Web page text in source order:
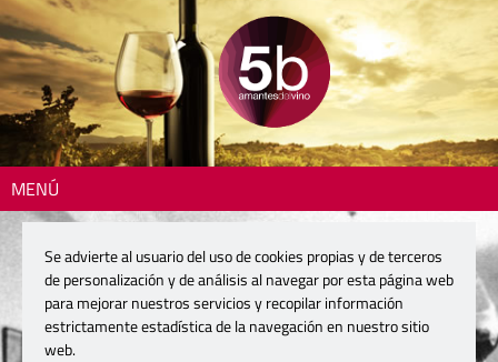
MENÚ
Se advierte al usuario del uso de cookies propias y de terceros
de personalización y de análisis al navegar por esta página web
para mejorar nuestros servicios y recopilar información
estrictamente estadística de la navegación en nuestro sitio
web.